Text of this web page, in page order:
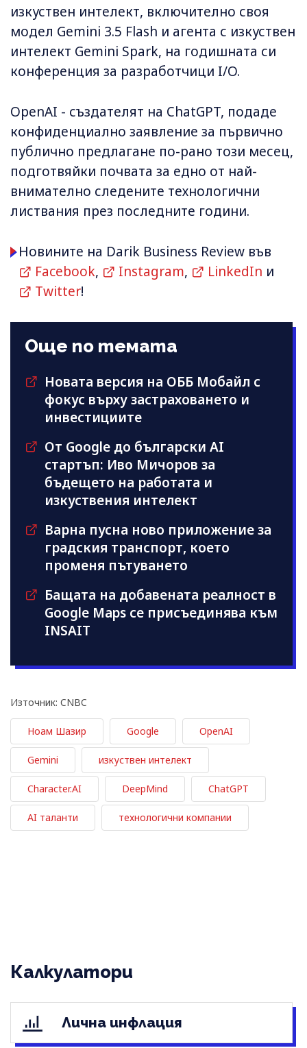
изкуствен интелект, включително своя
модел Gemini 3.5 Flash и агента с изкуствен
интелект Gemini Spark, на годишната си
конференция за разработчици I/O.
OpenAI - създателят на ChatGPT, подаде
конфиденциално заявление за първично
публично предлагане по-рано този месец,
подготвяйки почвата за едно от най-
внимателно следените технологични
листвания през последните години.
Новините на Darik Business Review във
Facebook, Instagram, LinkedIn и
Twitter!
Още по темата
Новата версия на ОББ Мобайл с
фокус върху застраховането и
инвестициите
От Google до български AI
стартъп: Иво Мичоров за
бъдещето на работата и
изкуствения интелект
Варна пусна ново приложение за
градския транспорт, което
променя пътуването
Бащата на добавената реалност в
Google Maps се присъединява към
INSAIT
Източник: CNBC
Ноам Шазир Google OpenAI
Gemini изкуствен интелект
Character.AI DeepMind ChatGPT
AI таланти технологични компании
Калкулатори
Лична инфлация